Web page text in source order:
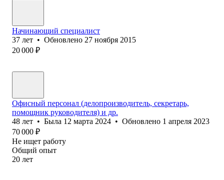
Начинающий специалист
37 лет • Обновлено 27 ноября 2015
20 000 ₽
Офисный персонал (делопроизводитель, секретарь,
помощник руководителя) и др.
48 лет • Была 12 марта 2024 • Обновлено 1 апреля 2023
70 000 ₽
Не ищет работу
Общий опыт
20 лет